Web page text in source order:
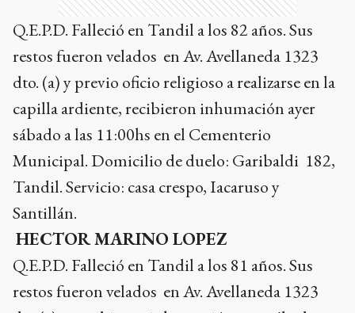
Q.E.P.D. Falleció en Tandil a los 82 años. Sus
restos fueron velados en Av. Avellaneda 1323
dto. (a) y previo oficio religioso a realizarse en la
capilla ardiente, recibieron inhumación ayer
sábado a las 11:00hs en el Cementerio
Municipal. Domicilio de duelo: Garibaldi 182,
Tandil.Servicio: casa crespo, Iacaruso y
Santillán.
HECTOR MARINO LOPEZ
Q.E.P.D. Falleció en Tandil a los 81 años. Sus
restos fueron velados en Av. Avellaneda 1323